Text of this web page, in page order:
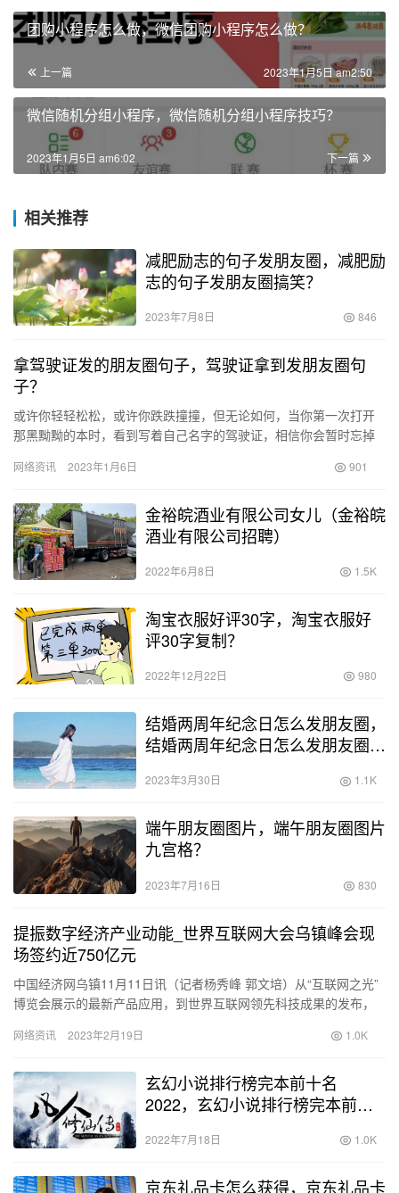
团购小程序怎么做，微信团购小程序怎么做？
上一篇 2023年1月5日 am2:50
微信随机分组小程序，微信随机分组小程序技巧？
下一篇
2023年1月5日 am6:02
相关推荐
减肥励志的句子发朋友圈，减肥励
志的句子发朋友圈搞笑？
2023年7月8日 846
拿驾驶证发的朋友圈句子，驾驶证拿到发朋友圈句
子？
或许你轻轻松松，或许你跌跌撞撞，但无论如何，当你第一次打开
那黑黝黝的本时，看到写着自己名字的驾驶证，相信你会暂时忘掉
消化…
网络资讯 2023年1月6日 901
金裕皖酒业有限公司女儿（金裕皖
酒业有限公司招聘）
2022年6月8日 1.5K
淘宝衣服好评30字，淘宝衣服好
评30字复制？
2022年12月22日 980
结婚两周年纪念日怎么发朋友圈，
结婚两周年纪念日怎么发朋友圈说
2023年3月30日 1.1K
端午朋友圈图片，端午朋友圈图片
九宫格？
2023年7月16日 830
提振数字经济产业动能_世界互联网大会乌镇峰会现
场签约近750亿元
中国经济网乌镇11月11日讯（记者杨秀峰 郭文培）从“互联网之光”
博览会展示的最新产品应用，到世界互联网领先科技成果的发布，
网络资讯 2023年2月19日 1.0K
玄幻小说排行榜完本前十名
2022，玄幻小说排行榜完本前十
2022年7月18日 1.0K
京东礼品卡怎么获得，京东礼品卡